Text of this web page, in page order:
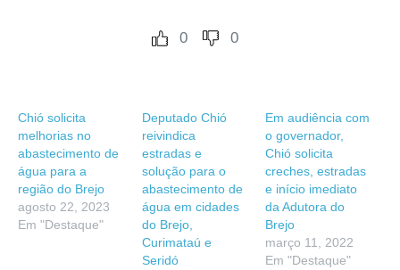
0 0
Chió solicita
melhorias no
abastecimento de
água para a
região do Brejo
agosto 22, 2023
Em "Destaque"
Deputado Chió
reivindica
estradas e
solução para o
abastecimento de
água em cidades
do Brejo,
Curimataú e
Seridó
Em audiência com
o governador,
Chió solicita
creches, estradas
e início imediato
da Adutora do
Brejo
março 11, 2022
Em "Destaque"